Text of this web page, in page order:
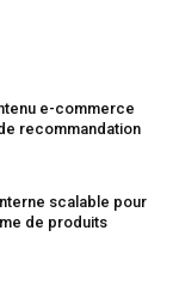
e-commerce
recommandation
scalable pour
de produits